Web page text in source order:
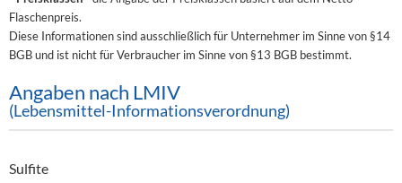
Flaschenpreis.
Diese Informationen sind ausschließlich für Unternehmer im Sinne von §14
BGB und ist nicht für Verbraucher im Sinne von §13 BGB bestimmt.
Angaben nach LMIV
(Lebensmittel-Informationsverordnung)
Sulfite